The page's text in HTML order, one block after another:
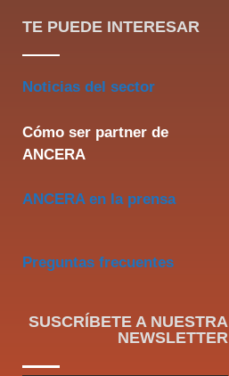
TE PUEDE INTERESAR
Noticias del sector
Cómo ser partner de
ANCERA
ANCERA en la prensa
Preguntas frecuentes
SUSCRÍBETE A NUESTRA
NEWSLETTER